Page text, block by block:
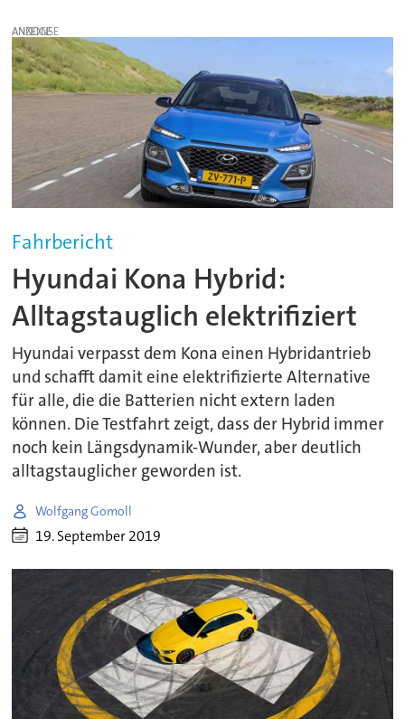
ANZEIGE
Fahrbericht
Hyundai Kona Hybrid:
Alltagstauglich elektrifiziert
Hyundai verpasst dem Kona einen Hybridantrieb
und schafft damit eine elektrifizierte Alternative
für alle, die die Batterien nicht extern laden
können. Die Testfahrt zeigt, dass der Hybrid immer
noch kein Längsdynamik-Wunder, aber deutlich
alltagstauglicher geworden ist.
Wolfgang Gomoll
19. September 2019